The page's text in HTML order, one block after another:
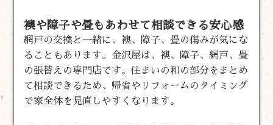
襖や障子や畳もあわせて相談できる安心感
網戸の交換と一緒に、襖、障子、畳の傷みが気にな
ることもあります。金沢屋は、襖、障子、網戸、畳
の張替えの専門店です。住まいの和の部分をまとめ
て相談できるため、帰省やリフォームのタイミング
で家全体を見直しやすくなります。